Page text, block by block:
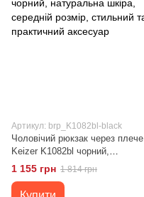
Артикул: brp_K1082bl-black
Чоловічий рюкзак через плече
Keizer K1082bl чорний,
натуральна шкіра, середній
розмір, стильний та
практичний аксесуар
1 155 грн 1 814 грн